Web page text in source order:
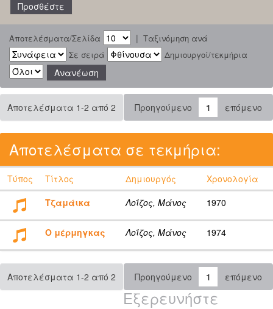
Αποτελέσματα/Σελίδα | Ταξινόμηση ανά
Σε σειρά
Δημιουργοί/τεκμήρια
Αποτελέσματα 1-2 από 2 Προηγούμενο 1 επόμενο
Αποτελέσματα σε τεκμήρια:
Τύπος Τίτλος Δημιουργός
Χρονολογία
Τζαμάικα
Λοΐζος, Μάνος 1970
Ο μέρμηγκας Λοΐζος, Μάνος 1974
Αποτελέσματα 1-2 από 2 Προηγούμενο 1 επόμενο
Εξερευνήστε